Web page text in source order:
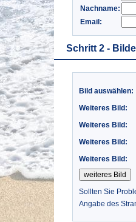
Nachname:
Email:
Schritt 2 -
Bild auswählen:
Weiteres Bild:
Weiteres Bild:
Weiteres Bild:
Weiteres Bild:
Sollten Sie
Angabe des